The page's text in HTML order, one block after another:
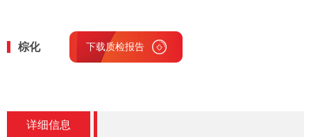
棕化 下载质检报告
详细信息